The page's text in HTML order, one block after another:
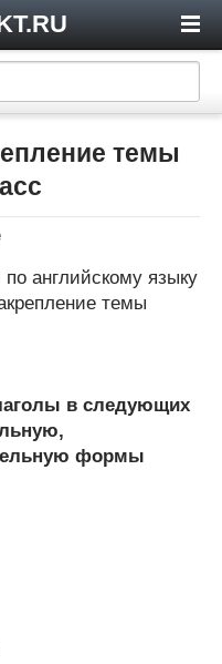
темы
английскому языку
темы
в следующих
формы